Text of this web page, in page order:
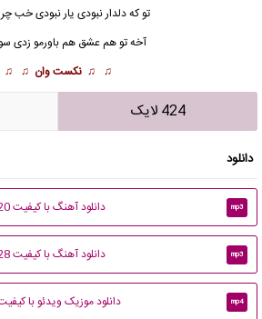
تو که دلدار نبودی یار نبودیخب
آخه تو هم عشق هم باورمو زدی
♫ ♫ نکست وان ♫ ♫
424 لایک
دانلود
mp3 دانلود آهنگ با کیفیت 320
mp3 دانلود آهنگ با کیفیت 128
mp4 دانلود موزیک ویدئو با کیفیت